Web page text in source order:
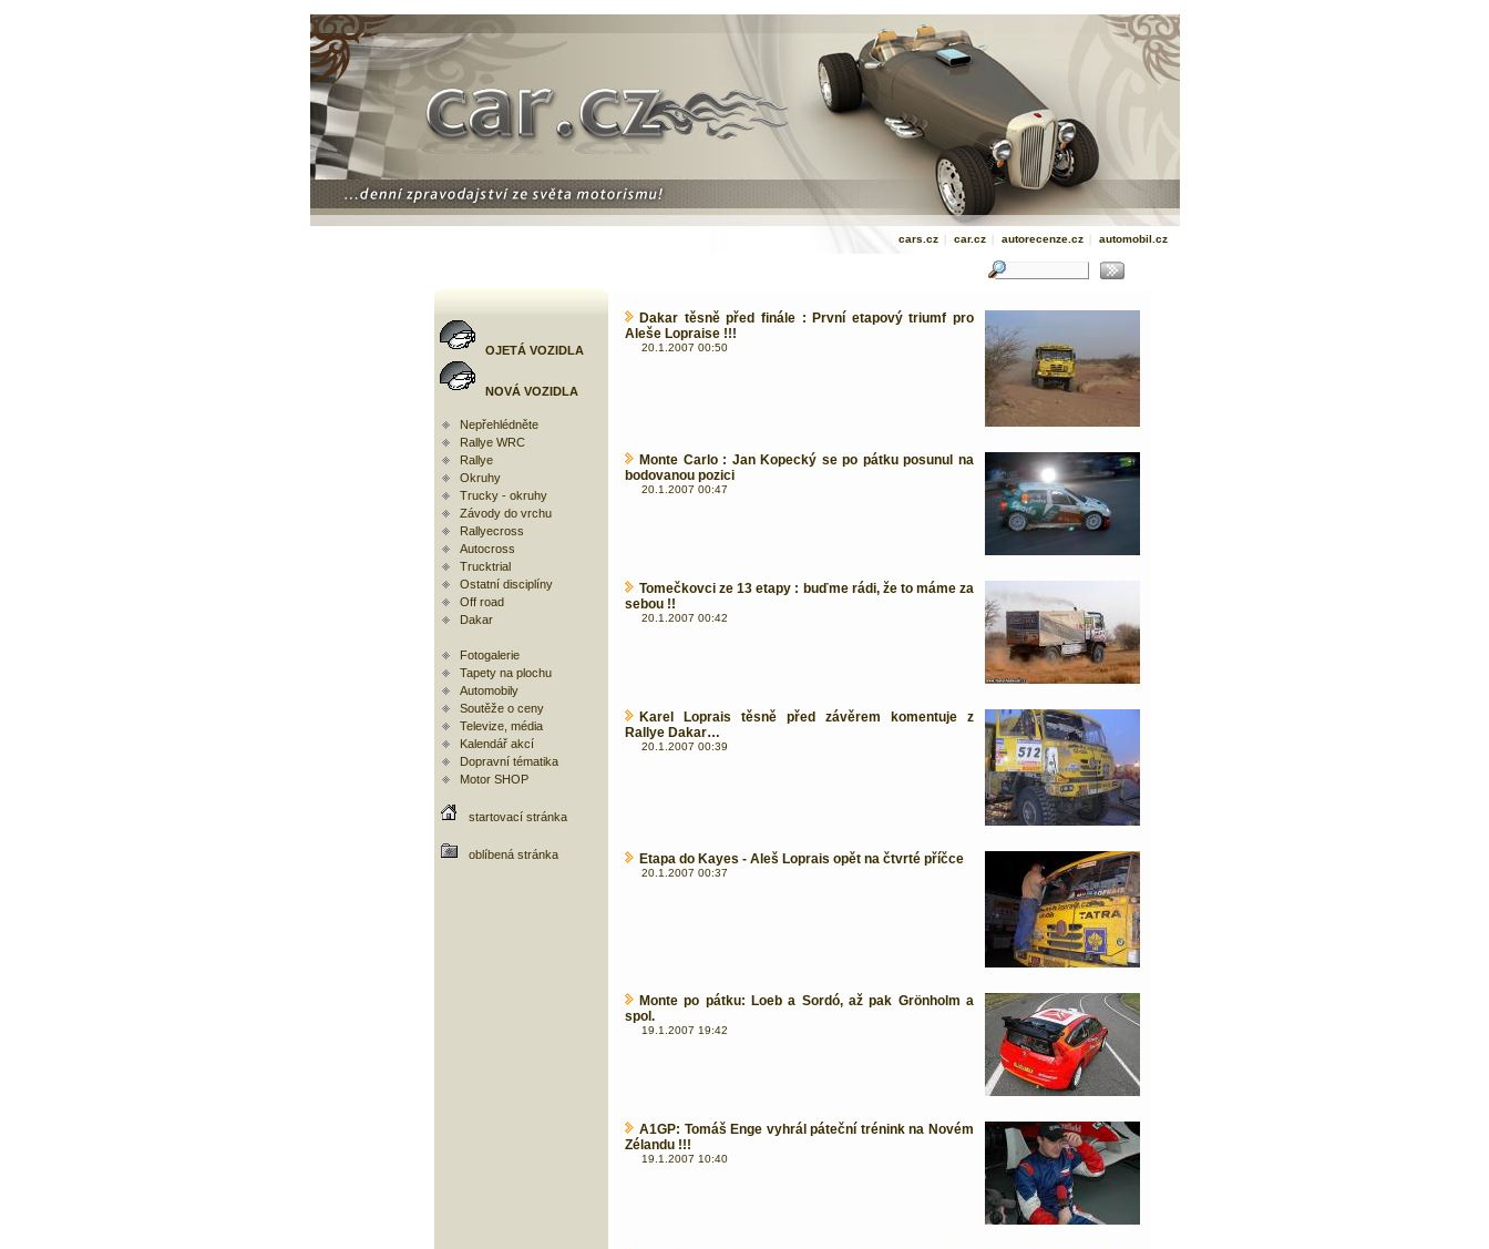
cars.cz | car.cz | autorecenze.cz | automobil.cz
OJETÁ VOZIDLA
NOVÁ VOZIDLA
Nepřehlédněte
Rallye WRC
Rallye
Okruhy
Trucky - okruhy
Závody do vrchu
Rallyecross
Autocross
Trucktrial
Ostatní disciplíny
Off road
Dakar
Fotogalerie
Tapety na plochu
Automobily
Soutěže o ceny
Televize, média
Kalendář akcí
Dopravní tématika
Motor SHOP
startovací stránka
oblíbená stránka
Dakar těsně před finále : První etapový triumf pro
Aleše Lopraise !!!
20.1.2007 00:50
Monte Carlo : Jan Kopecký se po pátku posunul na
bodovanou pozici
20.1.2007 00:47
Tomečkovci ze 13 etapy : buďme rádi, že to máme za
sebou !!
20.1.2007 00:42
Karel Loprais těsně před závěrem komentuje z
Rallye Dakar…
20.1.2007 00:39
Etapa do Kayes - Aleš Loprais opět na čtvrté příčce
20.1.2007 00:37
Monte po pátku: Loeb a Sordó, až pak Grönholm a
spol.
19.1.2007 19:42
A1GP: Tomáš Enge vyhrál páteční trénink na Novém
Zélandu !!!
19.1.2007 10:40